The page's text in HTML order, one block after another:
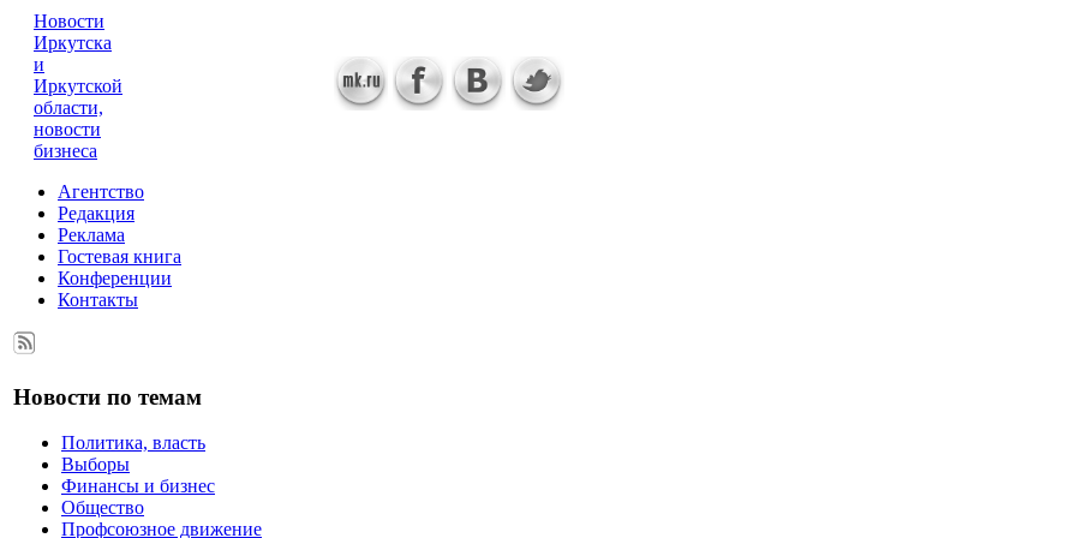
Новости
Иркутска
и
Иркутской
области,
новости
бизнеса
Агентство
Редакция
Реклама
Гостевая книга
Конференции
Контакты
Новости по темам
Политика, власть
Выборы
Финансы и бизнес
Общество
Профсоюзное движение